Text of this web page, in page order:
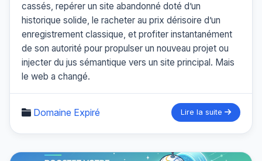
cassés, repérer un site abandonné doté d’un
historique solide, le racheter au prix dérisoire d’un
enregistrement classique, et profiter instantanément
de son autorité pour propulser un nouveau projet ou
injecter du jus sémantique vers un site principal. Mais
le web a changé.
Domaine Expiré Lire la suite